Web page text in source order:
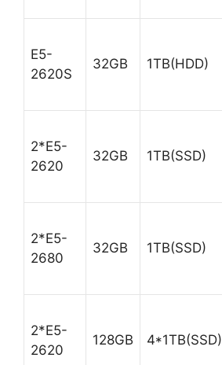
E5-
2620S
32GB 1TB(HDD)
2*E5-
2620
32GB 1TB(SSD)
2*E5-
2680
32GB 1TB(SSD)
2*E5-
2620
128GB 4*1TB(SSD)